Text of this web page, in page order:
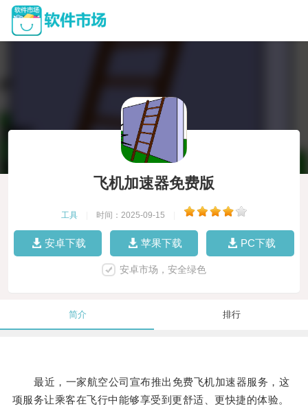
飞机加速器免费版
工具 时间：2025-09-15
安卓下载 苹果下载 PC下载
安卓市场，安全绿色
简介 排行
最近，一家航空公司宣布推出免费飞机加速器服务，这
项服务让乘客在飞行中能够享受到更舒适、更快捷的体验。